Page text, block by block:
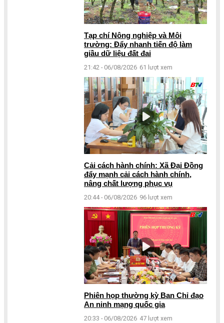
Tạp chí Nông nghiệp và Môi
trường: Đẩy nhanh tiến độ làm
giầu dữ liệu đất đai
21:42 - 06/08/2026 61 lượt xem
Cải cách hành chính: Xã Đại Đồng
đẩy mạnh cải cách hành chính,
nâng chất lượng phục vụ
20:44 - 06/08/2026 96 lượt xem
Phiên họp thường kỳ Ban Chỉ đạo
An ninh mạng quốc gia
20:33 - 06/08/2026 47 lượt xem